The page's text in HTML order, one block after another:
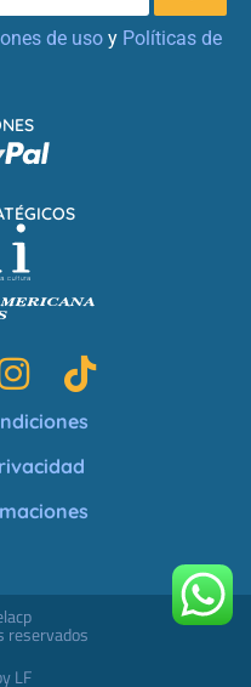
de uso y Políticas de
reservados
LF